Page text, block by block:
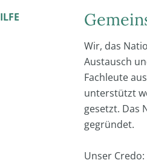
Wir, das
Austausch
Fachleute
unterstützt
gesetzt. Das
gegründet.
Unser